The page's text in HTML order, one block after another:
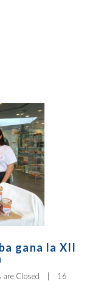
gana la XII
are Closed
16